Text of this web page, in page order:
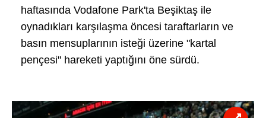
haftasında Vodafone Park'ta Beşiktaş ile
oynadıkları karşılaşma öncesi taraftarların ve
basın mensuplarının isteği üzerine "kartal
pençesi" hareketi yaptığını öne sürdü.